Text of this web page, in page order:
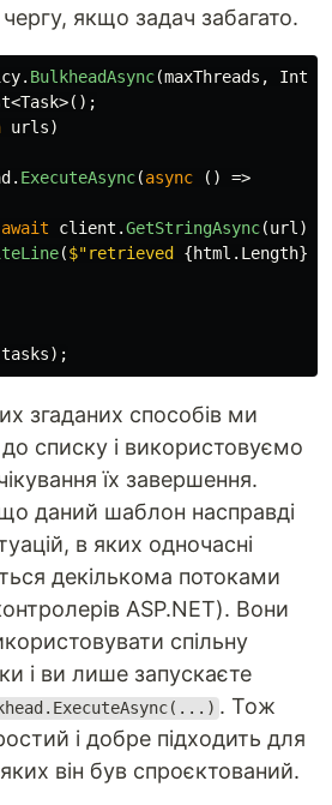
чергу, якщо задач забагато.
. BulkheadAsync(maxThreads , Int32
<Task>();
urls)
. ExecuteAsync(async ()
=>
await client .GetStringAsync(url);
($"retrieved {html . Length}
tasks);
згаданих способів ми
до списку і використовуємо
їх завершення.
даний шаблон насправді
в яких одночасні
декількома потоками
ASP.NET). Вони
спільну
і ви лише запускаєте
. Тож
і добре підходить для
він був спроєктований.